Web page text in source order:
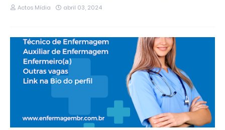
Actos Mídia abril 03, 2024